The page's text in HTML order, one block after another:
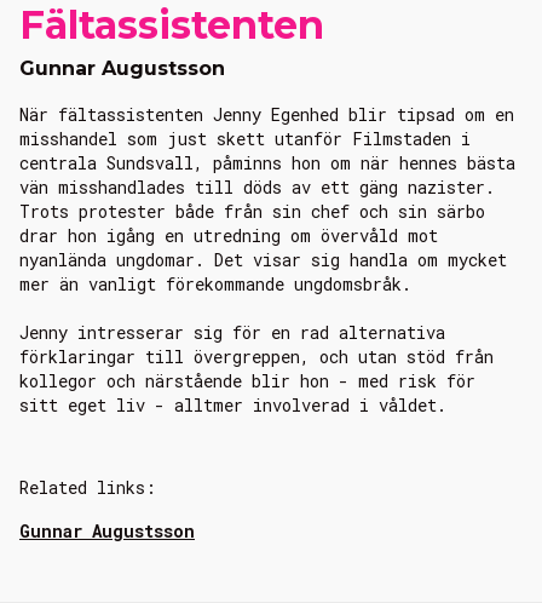
Fältassistenten
Gunnar Augustsson
När fältassistenten Jenny Egenhed blir tipsad om en
misshandel som just skett utanför Filmstaden i
centrala Sundsvall, påminns hon om när hennes bästa
vän misshandlades till döds av ett gäng nazister.
Trots protester både från sin chef och sin särbo
drar hon igång en utredning om övervåld mot
nyanlända ungdomar. Det visar sig handla om mycket
mer än vanligt förekommande ungdomsbråk.
Jenny intresserar sig för en rad alternativa
förklaringar till övergreppen, och utan stöd från
kollegor och närstående blir hon - med risk för
sitt eget liv - alltmer involverad i våldet.
Related links:
Gunnar Augustsson